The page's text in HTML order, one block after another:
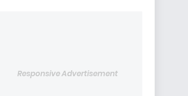
Responsive Advertisement